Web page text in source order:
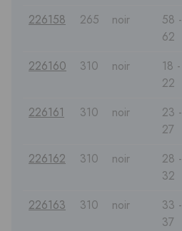
226158 265 noir
58 -
62
226160 310 noir
18 -
22
226161 310 noir
23 -
27
226162 310 noir
28 -
32
226163 310 noir
33 -
37